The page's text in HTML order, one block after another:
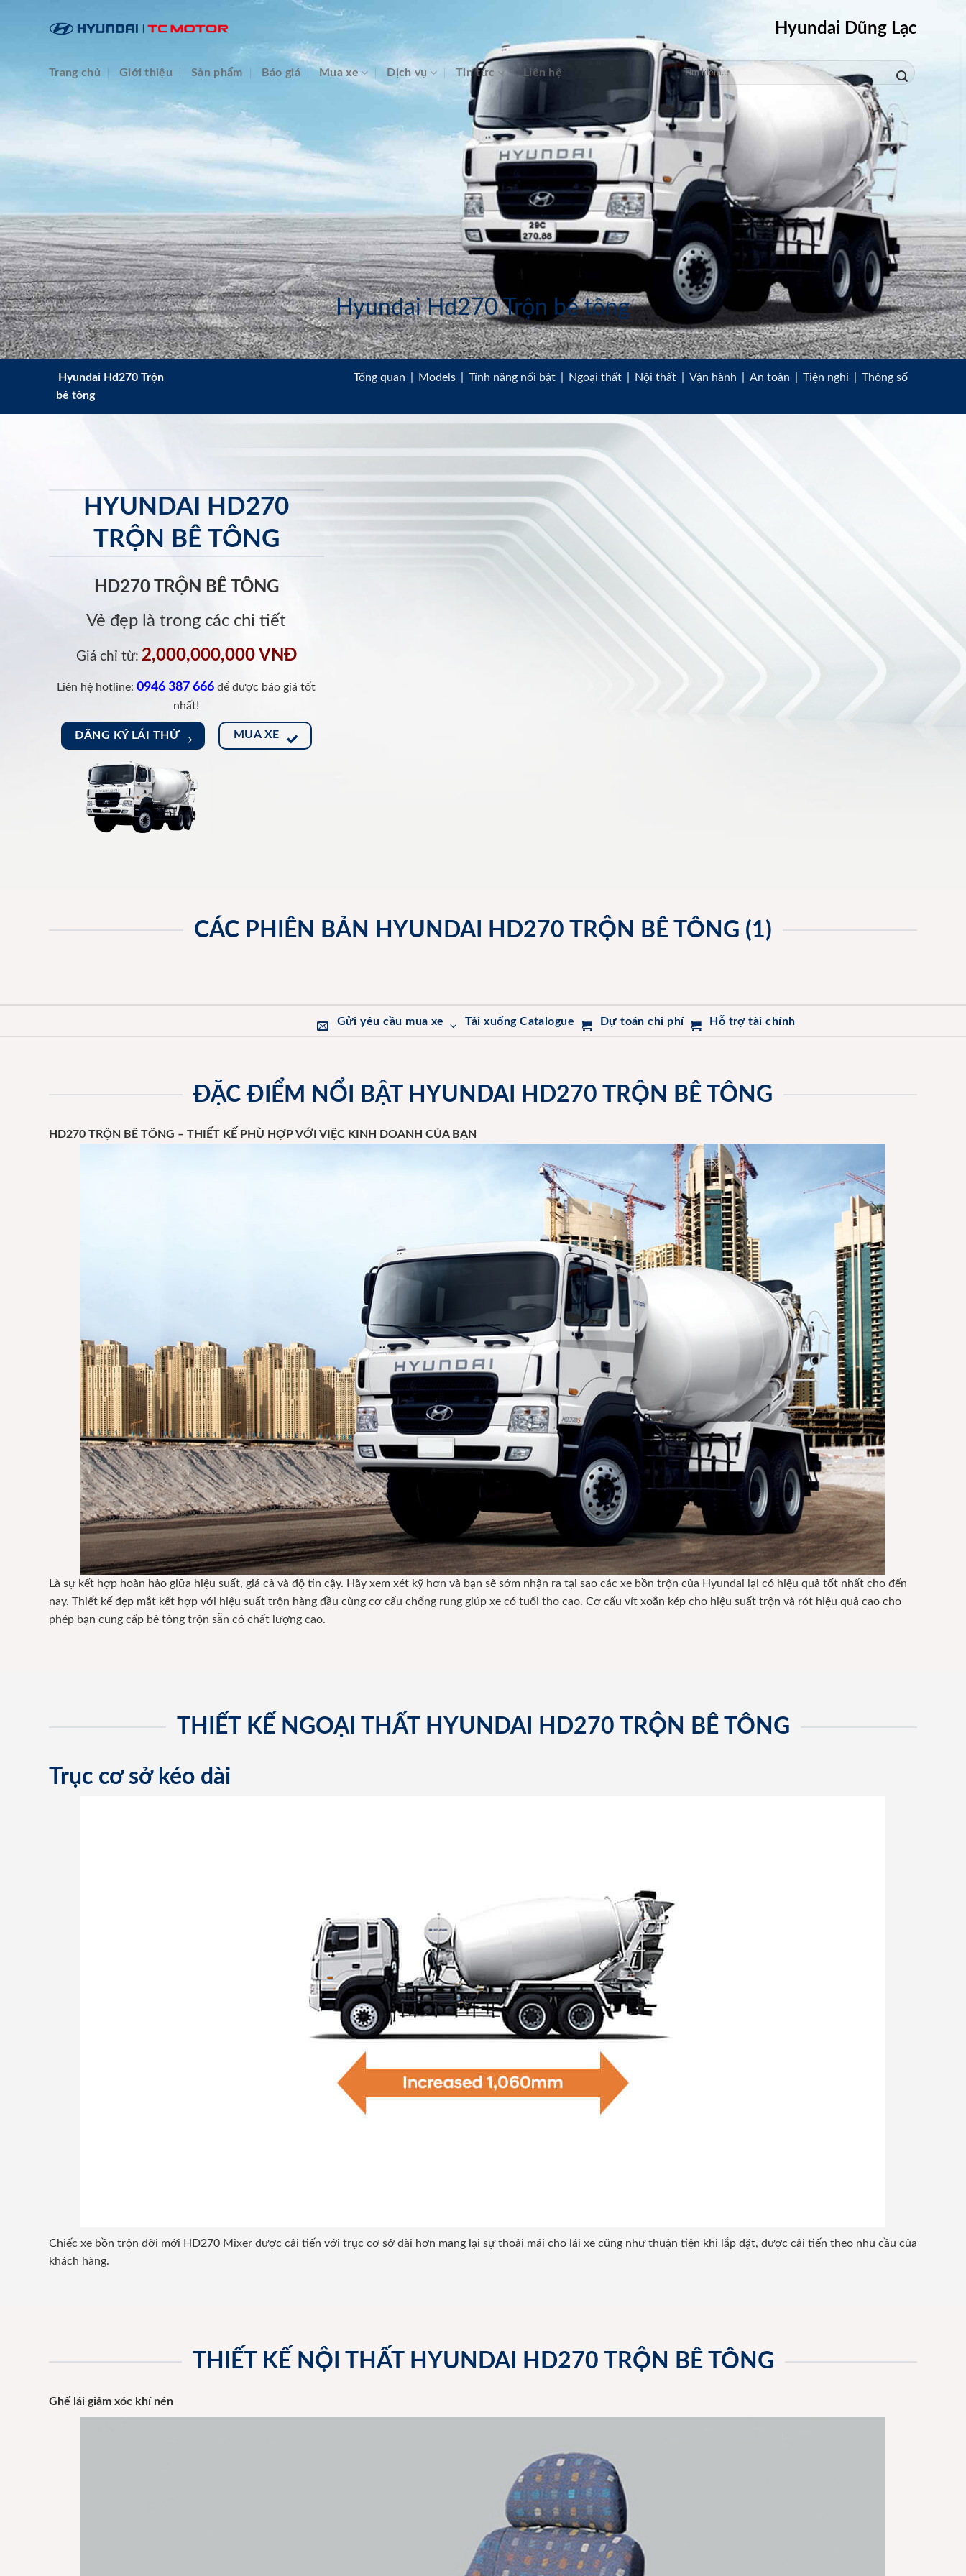
Hyundai Dũng Lạc
Trang chủ Giới thiệu Sản phẩm Báo giá Mua xe Dịch vụ Tin tức Liên hệ
Tìm
kiếm:
Hyundai Hd270 Trộn bê tông
Hyundai Hd270 Trộn
bê tông
Tổng quan Models Tính năng nổi bật Ngoại thất Nội thất Vận hành An toàn Tiện nghi Thông số
HYUNDAI HD270
TRỘN BÊ TÔNG
HD270 TRỘN BÊ TÔNG
Vẻ đẹp là trong các chi tiết
Giá chỉ từ: 2,000,000,000 VNĐ
Liên hệ hotline:0946 387 666 để được báo giá tốt
nhất!
ĐĂNG KÝ LÁI THỬ MUA XE
CÁC PHIÊN BẢN HYUNDAI HD270 TRỘN BÊ TÔNG (1)
Gửi yêu cầu mua xe Tải xuống Catalogue Dự toán chi phí Hỗ trợ tài chính
ĐẶC ĐIỂM NỔI BẬT HYUNDAI HD270 TRỘN BÊ TÔNG
HD270 TRỘN BÊ TÔNG – THIẾT KẾ PHÙ HỢP VỚI VIỆC KINH DOANH CỦA BẠN
Là sự kết hợp hoàn hảo giữa hiệu suất, giá cả và độ tin cậy. Hãy xem xét kỹ hơn và bạn sẽ sớm nhận ra tại sao các xe bồn trộn của Hyundai lại có hiệu quả tốt nhất cho đến
nay. Thiết kế đẹp mắt kết hợp với hiệu suất trộn hàng đầu cùng cơ cấu chống rung giúp xe có tuổi tho cao. Cơ cấu vít xoắn kép cho hiệu suất trộn và rót hiệu quả cao cho
phép bạn cung cấp bê tông trộn sẵn có chất lượng cao.
THIẾT KẾ NGOẠI THẤT HYUNDAI HD270 TRỘN BÊ TÔNG
Trục cơ sở kéo dài
Chiếc xe bồn trộn đời mới HD270 Mixer được cải tiến với trục cơ sở dài hơn mang lại sự thoải mái cho lái xe cũng như thuận tiện khi lắp đặt, được cải tiến theo nhu cầu của
khách hàng.
THIẾT KẾ NỘI THẤT HYUNDAI HD270 TRỘN BÊ TÔNG
Ghế lái giảm xóc khí nén